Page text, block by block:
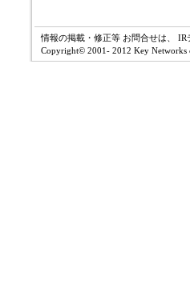
情報の掲載・修正等 お問合せは、 IR
Copyright© 2001- 2012 Key Networks